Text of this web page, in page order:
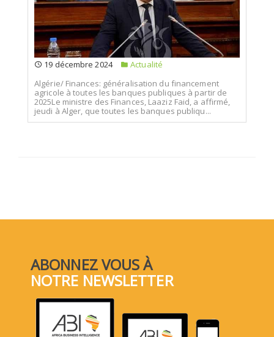
19 décembre 2024
Actualité
Algérie/ Finances: généralisation du financement
agricole à toutes les banques publiques à partir de
2025Le ministre des Finances, Laaziz Faid, a affirmé,
jeudi à Alger, que toutes les banques publiqu...
ABONNEZ VOUS À
NOTRE NEWSLETTER